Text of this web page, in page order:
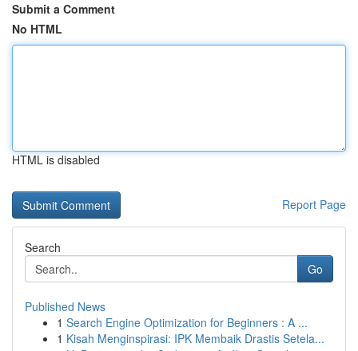
Submit a Comment
No HTML
HTML is disabled
Report Page
Search
Go
Published News
1 Search Engine Optimization for Beginners : A ...
1 Kisah Menginspirasi: IPK Membaik Drastis Setela...